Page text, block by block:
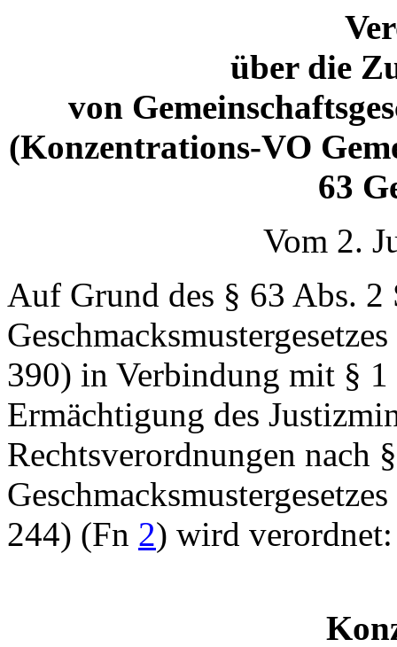
über die
von
(Konzentrations-VO
63
Vom 2.
Auf Grund des § 63 Abs. 2
390) in Verbindung mit §
Ermächtigung des
Rechtsverordnungen nach
244) (Fn 2) wird verordnet: